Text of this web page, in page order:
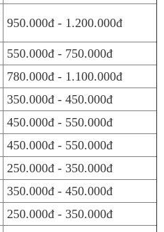
950.000đ - 1.200.000đ
550.000đ - 750.000đ
780.000đ - 1.100.000đ
350.000đ - 450.000đ
450.000đ - 550.000đ
450.000đ - 550.000đ
250.000đ - 350.000đ
350.000đ - 450.000đ
250.000đ - 350.000đ